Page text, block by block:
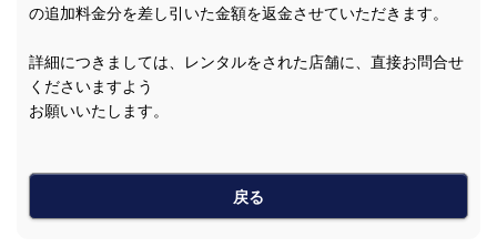
の追加料金分を差し引いた金額を返金させていただきます。
詳細につきましては、レンタルをされた店舗に、直接お問合せ
くださいますよう
お願いいたします。
戻る